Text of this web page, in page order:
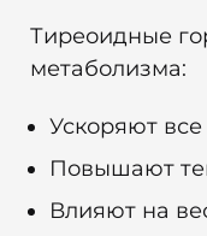
Тиреоидные
метаболизма:
Ускоряют
Повышают
Влияют на